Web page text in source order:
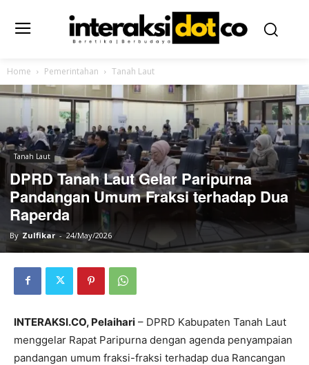
Home Pemerintahan Tanah Laut
Tanah Laut
DPRD Tanah Laut Gelar Paripurna
Pandangan Umum Fraksi terhadap Dua
Raperda
By Zulfikar - 24/May/2026
INTERAKSI.CO, Pelaihari – DPRD Kabupaten Tanah Laut
menggelar Rapat Paripurna dengan agenda penyampaian
pandangan umum fraksi-fraksi terhadap dua Rancangan